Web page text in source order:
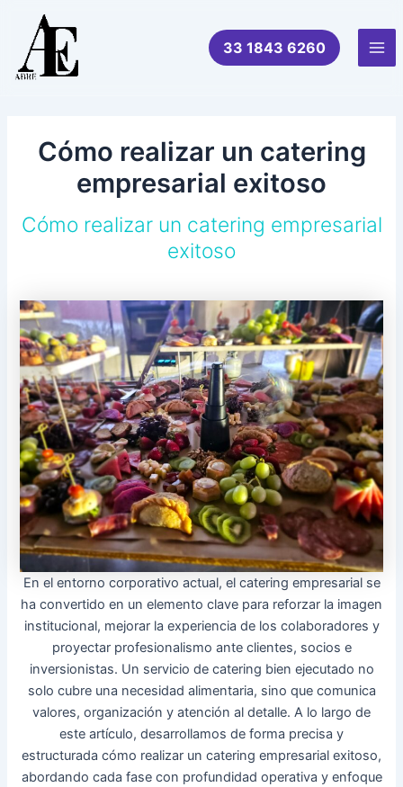
contenido
33 1843 6260
Cómo realizar un catering
empresarial exitoso
Cómo realizar un catering empresarial
exitoso
En el entorno corporativo actual, el catering empresarial se
ha convertido en un elemento clave para reforzar la imagen
institucional, mejorar la experiencia de los colaboradores y
proyectar profesionalismo ante clientes, socios e
inversionistas. Un servicio de catering bien ejecutado no
solo cubre una necesidad alimentaria, sino que comunica
valores, organización y atención al detalle. A lo largo de
este artículo, desarrollamos de forma precisa y
estructurada cómo realizar un catering empresarial exitoso,
abordando cada fase con profundidad operativa y enfoque